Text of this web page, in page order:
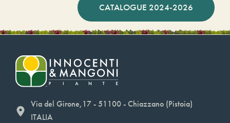
CATALOGUE 2024-2026
Via del Girone,17 - 51100 - Chiazzano (Pistoia)
ITALIA